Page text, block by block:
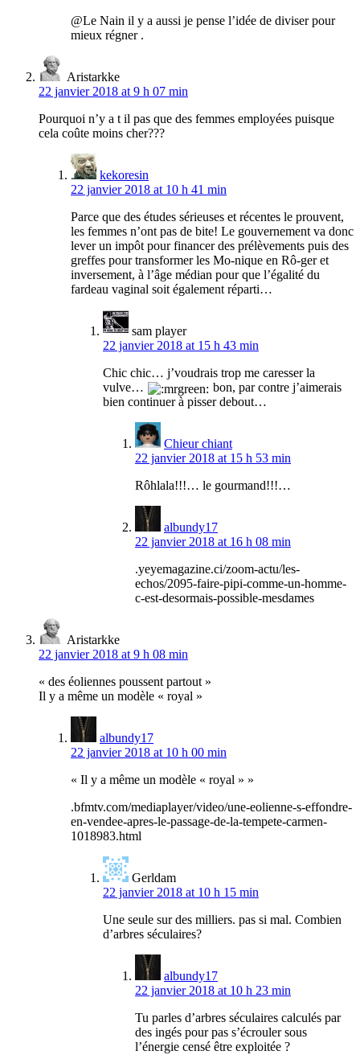
@Le Nain il y a aussi je pense l’idée de diviser pour
mieux régner .
Aristarkke
22 janvier 2018 at 9 h 07 min
Pourquoi n’y a t il pas que des femmes employées puisque
cela coûte moins cher???
kekoresin
22 janvier 2018 at 10 h 41 min
Parce que des études sérieuses et récentes le prouvent,
les femmes n’ont pas de bite! Le gouvernement va donc
lever un impôt pour financer des prélèvements puis des
greffes pour transformer les Mo-nique en Rô-ger et
inversement, à l’âge médian pour que l’égalité du
fardeau vaginal soit également réparti…
sam player
22 janvier 2018 at 15 h 43 min
Chic chic… j’voudrais trop me caresser la
vulve…
bon, par contre j’aimerais
bien continuer à pisser debout…
Chieur chiant
22 janvier 2018 at 15 h 53 min
Rôhlala!!!… le gourmand!!!…
albundy17
22 janvier 2018 at 16 h 08 min
.yeyemagazine.ci/zoom-actu/les-
echos/2095-faire-pipi-comme-un-homme-
c-est-desormais-possible-mesdames
Aristarkke
22 janvier 2018 at 9 h 08 min
« des éoliennes poussent partout »
Il y a même un modèle « royal »
albundy17
22 janvier 2018 at 10 h 00 min
« Il y a même un modèle « royal » »
.bfmtv.com/mediaplayer/video/une-eolienne-s-effondre-
en-vendee-apres-le-passage-de-la-tempete-carmen-
1018983.html
Gerldam
22 janvier 2018 at 10 h 15 min
Une seule sur des milliers. pas si mal. Combien
d’arbres séculaires?
albundy17
22 janvier 2018 at 10 h 23 min
Tu parles d’arbres séculaires calculés par
des ingés pour pas s’écrouler sous
l’énergie censé être exploitée ?